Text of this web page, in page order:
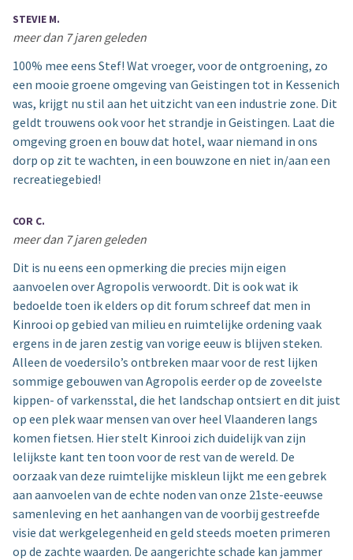
STEVIE M.
meer dan 7 jaren geleden
100% mee eens Stef! Wat vroeger, voor de ontgroening, zo
een mooie groene omgeving van Geistingen tot in Kessenich
was, krijgt nu stil aan het uitzicht van een industrie zone. Dit
geldt trouwens ook voor het strandje in Geistingen. Laat die
omgeving groen en bouw dat hotel, waar niemand in ons
dorp op zit te wachten, in een bouwzone en niet in/aan een
recreatiegebied!
COR C.
meer dan 7 jaren geleden
Dit is nu eens een opmerking die precies mijn eigen
aanvoelen over Agropolis verwoordt. Dit is ook wat ik
bedoelde toen ik elders op dit forum schreef dat men in
Kinrooi op gebied van milieu en ruimtelijke ordening vaak
ergens in de jaren zestig van vorige eeuw is blijven steken.
Alleen de voedersilo’s ontbreken maar voor de rest lijken
sommige gebouwen van Agropolis eerder op de zoveelste
kippen- of varkensstal, die het landschap ontsiert en dit juist
op een plek waar mensen van over heel Vlaanderen langs
komen fietsen. Hier stelt Kinrooi zich duidelijk van zijn
lelijkste kant ten toon voor de rest van de wereld. De
oorzaak van deze ruimtelijke miskleun lijkt me een gebrek
aan aanvoelen van de echte noden van onze 21ste-eeuwse
samenleving en het aanhangen van de voorbij gestreefde
visie dat werkgelegenheid en geld steeds moeten primeren
op de zachte waarden. De aangerichte schade kan jammer